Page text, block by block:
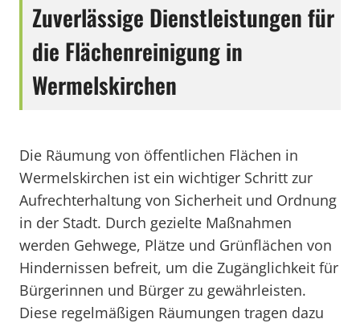
Zuverlässige Dienstleistungen für
die Flächenreinigung in
Wermelskirchen
Die Räumung von öffentlichen Flächen in
Wermelskirchen ist ein wichtiger Schritt zur
Aufrechterhaltung von Sicherheit und Ordnung
in der Stadt. Durch gezielte Maßnahmen
werden Gehwege, Plätze und Grünflächen von
Hindernissen befreit, um die Zugänglichkeit für
Bürgerinnen und Bürger zu gewährleisten.
Diese regelmäßigen Räumungen tragen dazu